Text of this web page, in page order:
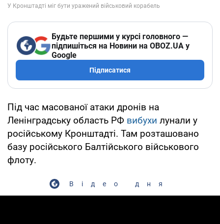
Будьте першими у курсі головного —
підпишіться на Новини на OBOZ.UA у
Google
Підписатися
Під час масованої атаки дронів на
Ленінградську область РФ вибухи лунали у
російському Кронштадті. Там розташовано
базу російського Балтійського військового
флоту.
Відео дня